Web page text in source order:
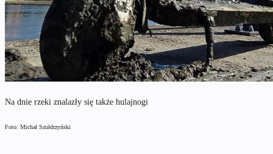
Na dnie rzeki znalazły się także hulajnogi
Foto: Michał Szułdrzyński